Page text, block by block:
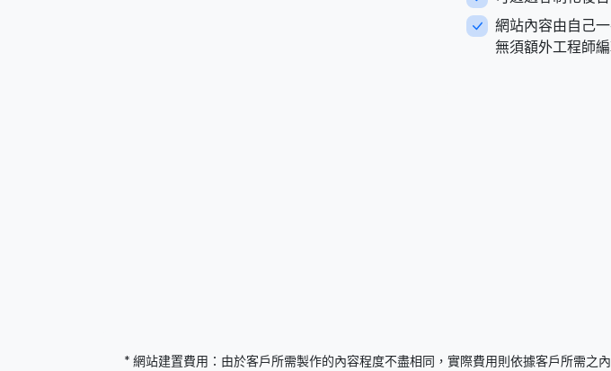
網站內容由自己
無須額外工程師
* 網站建置費用：由於客戶所需製作的內容程度不盡相同，實際費用則依據客戶所需之